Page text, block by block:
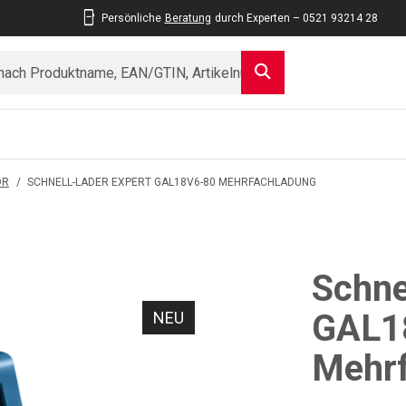
Persönliche Beratung durch Experten – 0521 93214 28
/ SCHNELL-LADER EXPERT GAL18V6-80 MEHRFACHLADUNG
NEU